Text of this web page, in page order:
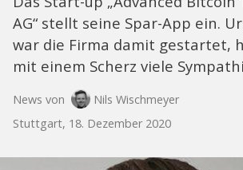
AG“ stellt seine Spar-App ein.
war die Firma damit gestartet,
mit einem Scherz viele
News von
Nils Wischmeyer
Stuttgart, 18. Dezember 2020